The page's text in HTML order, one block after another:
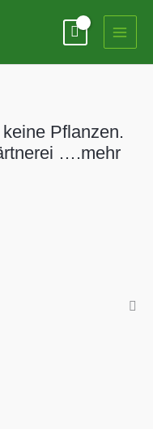
Pflanzen.
….mehr